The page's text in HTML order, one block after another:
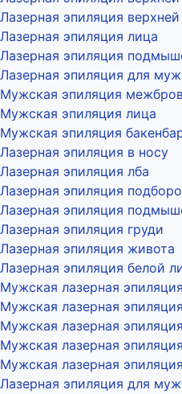
Лазерная эпиляция
Лазерная эпиляция лица
Лазерная эпиляция
Лазерная эпиляция для
Мужская эпиляция
Мужская эпиляция лица
Мужская эпиляция
Лазерная эпиляция в носу
Лазерная эпиляция лба
Лазерная эпиляция
Лазерная эпиляция
Лазерная эпиляция груди
Лазерная эпиляция живота
Лазерная эпиляция белой
Мужская лазерная
Мужская лазерная
Мужская лазерная
Мужская лазерная
Мужская лазерная
Лазерная эпиляция для